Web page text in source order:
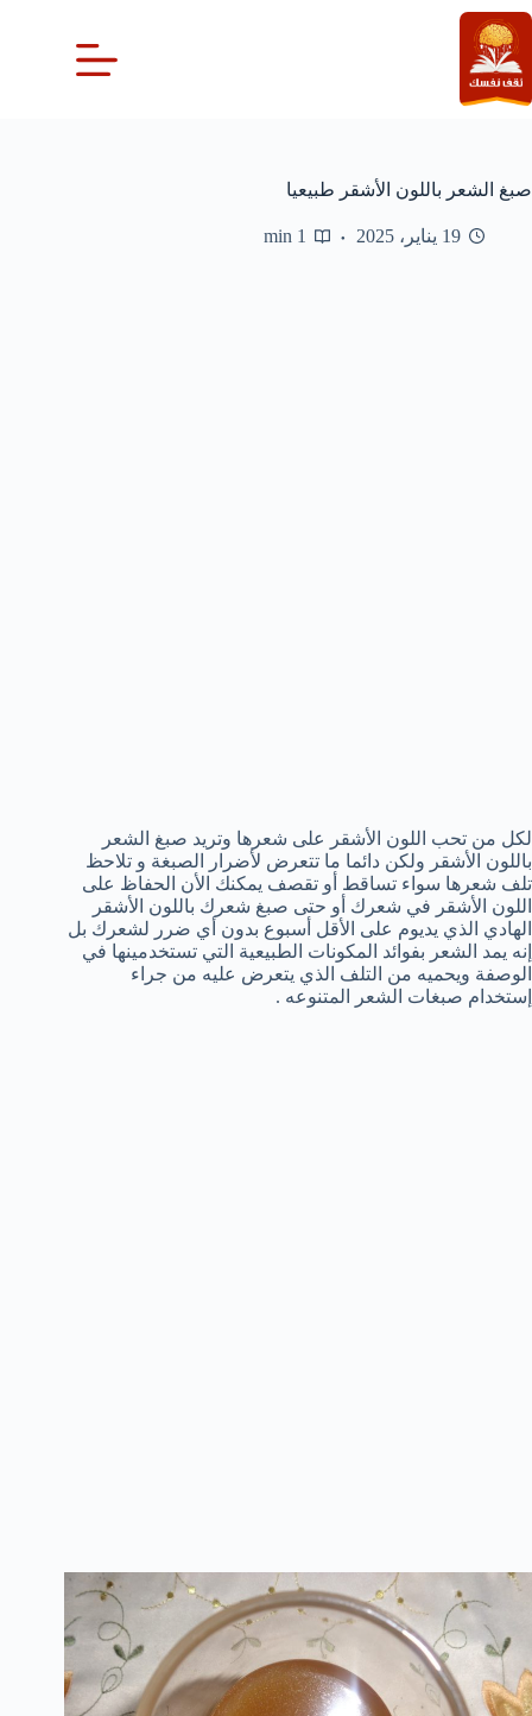
التجاوز
إلى
المحتوى
صبغ الشعر باللون الأشقر طبيعيا
19 يناير، 2025 1 min
لكل من تحب اللون الأشقر على شعرها وتريد صبغ الشعر
باللون الأشقر ولكن دائما ما تتعرض لأضرار الصبغة و تلاحظ
تلف شعرها سواء تساقط أو تقصف يمكنك الأن الحفاظ على
اللون الأشقر في شعرك أو حتى صبغ شعرك باللون الأشقر
الهادي الذي يديوم على الأقل أسبوع بدون أي ضرر لشعرك بل
إنه يمد الشعر بفوائد المكونات الطبيعية التي تستخدمينها في
الوصفة ويحميه من التلف الذي يتعرض عليه من جراء
إستخدام صبغات الشعر المتنوعه .